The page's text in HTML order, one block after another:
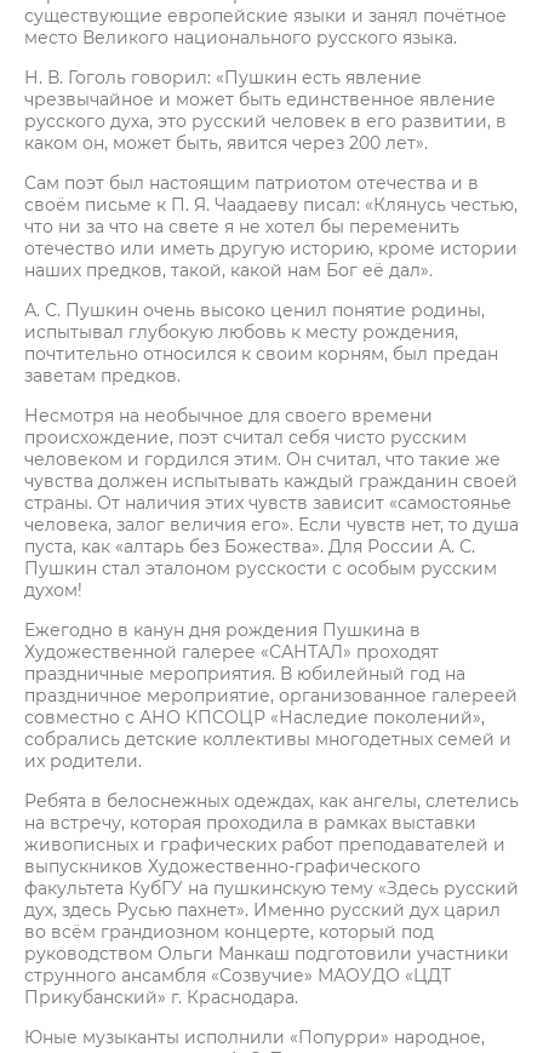
существующие европейские языки и занял почётное
место Великого национального русского языка.
Н. В. Гоголь говорил: «Пушкин есть явление
чрезвычайное и может быть единственное явление
русского духа, это русский человек в его развитии, в
каком он, может быть, явится через 200 лет».
Сам поэт был настоящим патриотом отечества и в
своём письме к П. Я. Чаадаеву писал: «Клянусь честью,
что ни за что на свете я не хотел бы переменить
отечество или иметь другую историю, кроме истории
наших предков, такой, какой нам Бог её дал».
А. С. Пушкин очень высоко ценил понятие родины,
испытывал глубокую любовь к месту рождения,
почтительно относился к своим корням, был предан
заветам предков.
Несмотря на необычное для своего времени
происхождение, поэт считал себя чисто русским
человеком и гордился этим. Он считал, что такие же
чувства должен испытывать каждый гражданин своей
страны. От наличия этих чувств зависит «самостоянье
человека, залог величия его». Если чувств нет, то душа
пуста, как «алтарь без Божества». Для России А. С.
Пушкин стал эталоном русскости с особым русским
духом!
Ежегодно в канун дня рождения Пушкина в
Художественной галерее «САНТАЛ» проходят
праздничные мероприятия. В юбилейный год на
праздничное мероприятие, организованное галереей
совместно с АНО КПСОЦР «Наследие поколений»,
собрались детские коллективы многодетных семей и
их родители.
Ребята в белоснежных одеждах, как ангелы, слетелись
на встречу, которая проходила в рамках выставки
живописных и графических работ преподавателей и
выпускников Художественно-графического
факультета КубГУ на пушкинскую тему «Здесь русский
дух, здесь Русью пахнет». Именно русский дух царил
во всём грандиозном концерте, который под
руководством Ольги Манкаш подготовили участники
струнного ансамбля «Созвучие» МАОУДО «ЦДТ
Прикубанский» г. Краснодара.
Юные музыканты исполнили «Попурри» народное,